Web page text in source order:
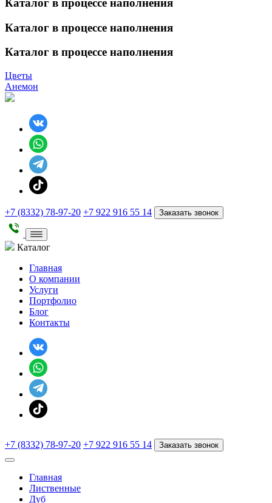
Каталог в процессе наполнения
Каталог в процессе наполнения
Каталог в процессе наполнения
Цветы
Анемон
+7 (8332) 78-97-20 +7 922 916 55 14 Заказать звонок
Каталог
Главная
О компании
Услуги
Портфолио
Блог
Контакты
+7 (8332) 78-97-20 +7 922 916 55 14 Заказать звонок
Главная
Лиственные
Дуб